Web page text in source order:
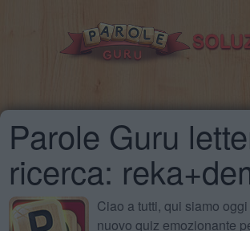
Parole Guru
ricerca:
Ciao a tutti, qui siamo
nuovo quiz emozionante